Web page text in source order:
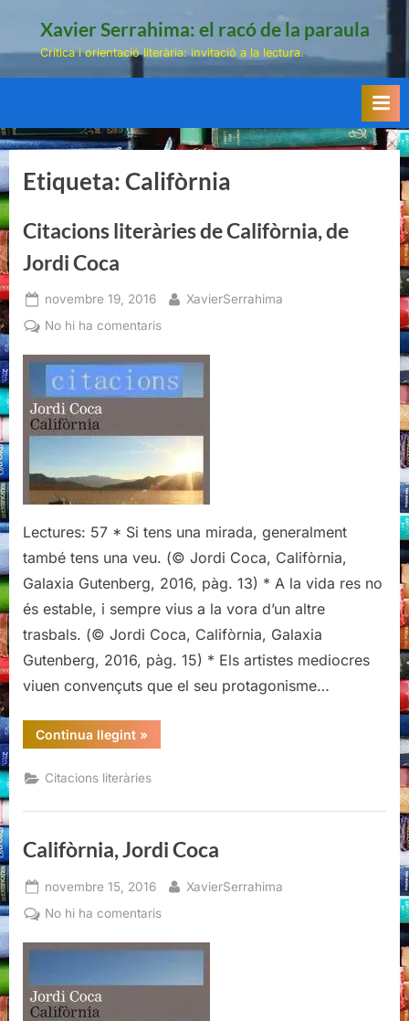
Xavier Serrahima: el racó de la paraula
Crítica i orientació literària: invitació a la lectura.
Etiqueta:Califòrnia
Citacions literàries de Califòrnia, de
Jordi Coca
Posted
on
novembre 19, 2016 By
XavierSerrahima
No hi ha comentarisa
literàries
de
Jordi
Coca
Lectures: 57 * Si tens una mirada, generalment
també tens una veu. (© Jordi Coca, Califòrnia,
Galaxia Gutenberg, 2016, pàg. 13) * A la vida res no
és estable, i sempre vius a la vora d’un altre
trasbals. (© Jordi Coca, Califòrnia, Galaxia
Gutenberg, 2016, pàg. 15) * Els artistes mediocres
viuen convençuts que el seu protagonisme…
Continua llegint“Citacions
literàries
Califòrnia,
de
Coca”
»
Citacions literàries
Califòrnia, Jordi Coca
Posted
on
novembre 15, 2016 By
XavierSerrahima
No hi ha comentarisa
Jordi